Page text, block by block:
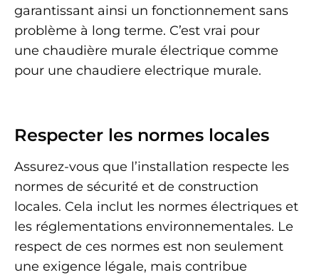
garantissant ainsi un fonctionnement sans
problème à long terme. C’est vrai pour
une chaudière murale électrique comme
pour une chaudiere electrique murale.
Respecter les normes locales
Assurez-vous que l’installation respecte les
normes de sécurité et de construction
locales. Cela inclut les normes électriques et
les réglementations environnementales. Le
respect de ces normes est non seulement
une exigence légale, mais contribue